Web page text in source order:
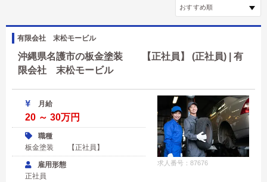
有限会社 末松モービル
沖縄県名護市の板金塗装 【正社員】 (正社員) | 有
限会社 末松モービル
求人番号：87676
月給
20 ～ 30万円
職種
板金塗装 【正社員】
雇用形態
正社員